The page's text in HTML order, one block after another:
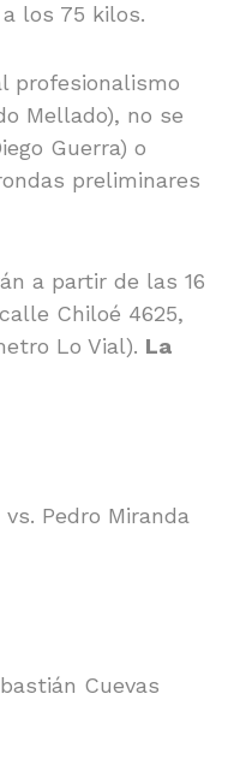
los 75 kilos.
profesionalismo
Mellado), no se
Guerra) o
preliminares
a partir de las 16
Chiloé 4625,
Lo Vial). La
Pedro Miranda
Cuevas